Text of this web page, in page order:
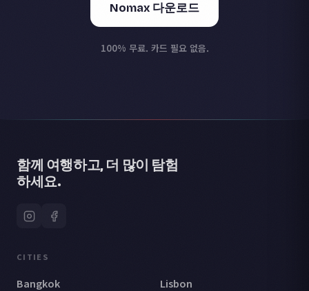
Nomax 다운로드
100% 무료. 카드 필요 없음.
함께 여행하고, 더 많이 탐험
하세요.
CITIES
Bangkok
Lisbon